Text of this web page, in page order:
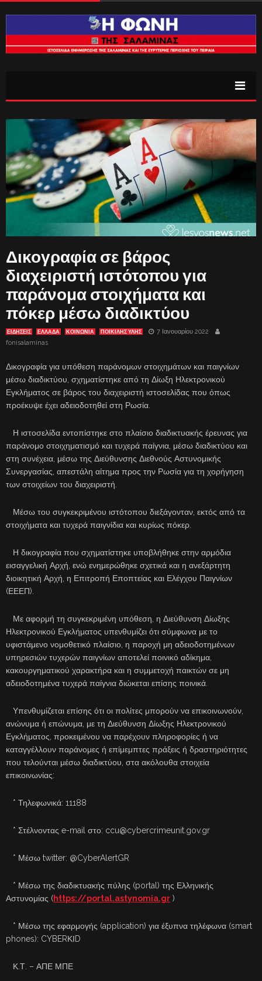
Δικογραφία σε βάρος
διαχειριστή ιστότοπου για
παράνομα στοιχήματα και
πόκερ μέσω διαδικτύου
ΕΙΔΗΣΕΙΣ ΕΛΛΑΔΑ ΚΟΙΝΩΝΙΑ ΠΟΙΚΙΛΗΣ ΥΛΗΣ
7 Ιανουαρίου 2022
fonisalaminas
Δικογραφία για υπόθεση παράνομων στοιχημάτων και παιγνίων
μέσω διαδικτύου, σχηματίστηκε από τη Δίωξη Ηλεκτρονικού
Εγκλήματος σε βάρος του διαχειριστή ιστοσελίδας που όπως
προέκυψε έχει αδειοδοτηθεί στη Ρωσία.
Η ιστοσελίδα εντοπίστηκε στο πλαίσιο διαδικτυακής έρευνας για
παράνομο στοιχηματισμό και τυχερά παίγνια, μέσω διαδικτύου και
στη συνέχεια, μέσω της Διεύθυνσης Διεθνούς Αστυνομικής
Συνεργασίας, απεστάλη αίτημα προς την Ρωσία για τη χορήγηση
των στοιχείων του διαχειριστή.
Μέσω του συγκεκριμένου ιστότοπου διεξάγονταν, εκτός από τα
στοιχήματα και τυχερά παιγνίδια και κυρίως πόκερ.
Η δικογραφία που σχηματίστηκε υποβλήθηκε στην αρμόδια
εισαγγελική Αρχή, ενώ ενημερώθηκε σχετικά και η ανεξάρτητη
διοικητική Αρχή, η Επιτροπή Εποπτείας και Ελέγχου Παιγνίων
(ΕΕΕΠ).
Με αφορμή τη συγκεκριμένη υπόθεση, η Διεύθυνση Δίωξης
Ηλεκτρονικού Εγκλήματος υπενθυμίζει ότι σύμφωνα με το
υφιστάμενο νομοθετικό πλαίσιο, η παροχή μη αδειοδοτημένων
υπηρεσιών τυχερών παιγνίων αποτελεί ποινικό αδίκημα,
κακουργηματικού χαρακτήρα και η συμμετοχή παικτών σε μη
αδειοδοτημένα τυχερά παίγνια διώκεται επίσης ποινικά.
Υπενθυμίζεται επίσης ότι οι πολίτες μπορούν να επικοινωνούν,
ανώνυμα ή επώνυμα, με τη Διεύθυνση Δίωξης Ηλεκτρονικού
Εγκλήματος, προκειμένου να παρέχουν πληροφορίες ή να
καταγγέλλουν παράνομες ή επίμεμπτες πράξεις ή δραστηριότητες
που τελούνται μέσω διαδικτύου, στα ακόλουθα στοιχεία
επικοινωνίας:
* Τηλεφωνικά: 11188
* Στέλνοντας e-mail στο: ccu@cybercrimeunit.gov.gr
* Μέσω twitter: @CyberAlertGR
* Μέσω της διαδικτυακής πύλης (portal) της Ελληνικής
Αστυνομίας (https://portal.astynomia.gr )
* Μέσω της εφαρμογής (application) για έξυπνα τηλέφωνα (smart
phones): CYBERΚΙD
Κ.Τ. – ΑΠΕ ΜΠΕ